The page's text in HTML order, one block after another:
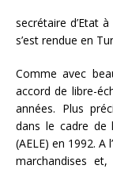
secrétaire d’Etat
s’est rendue en
Comme avec
accord de libre-
années. Plus
dans le cadre de
(AELE) en 1992. A
marchandises